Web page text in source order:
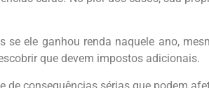
ele ganhou renda naquele ano,
que devem impostos adicionais.